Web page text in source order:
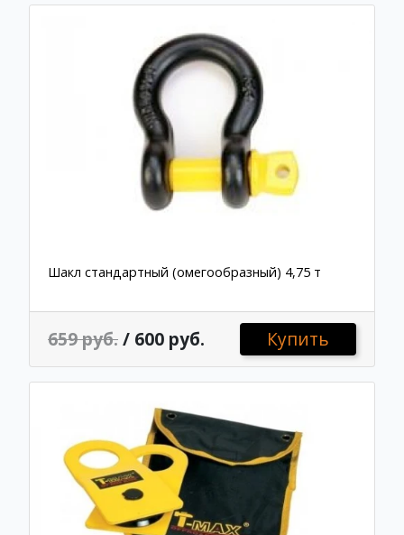
Шакл стандартный (омегообразный) 4,75 т
659 руб./ 600 руб. Купить